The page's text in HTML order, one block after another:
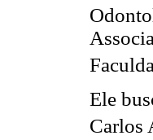
Ele
Carlos